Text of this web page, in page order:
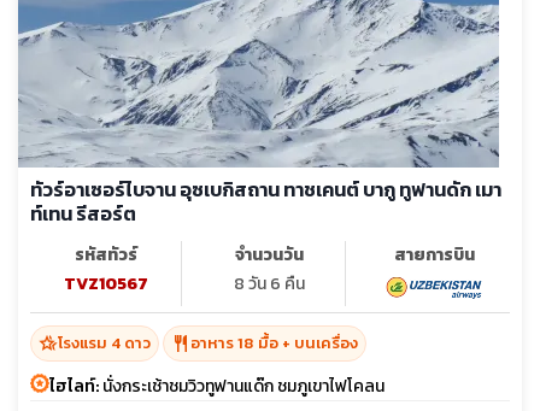
ทัวร์อาเซอร์ไบจาน อุซเบกิสถาน ทาชเคนต์ บากู ทูฟานดัก เมา
ท์เทน รีสอร์ต
รหัสทัวร์
TVZ10567
จำนวนวัน
8 วัน 6 คืน
สายการบิน
hotel_classโรงแรม 4 ดาว restaurant อาหาร 18 มื้อ + บนเครื่อง
ไฮไลท์:นั่งกระเช้าชมวิวทูฟานแด๊ก ชมภูเขาไฟโคลน